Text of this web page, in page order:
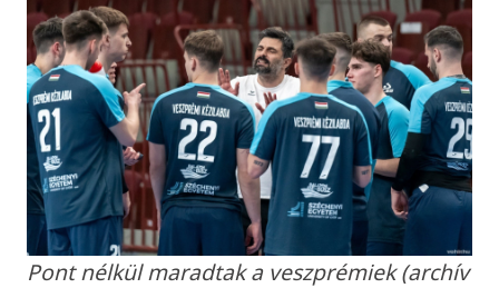
Pont nélkül maradtak a veszprémiek (archív